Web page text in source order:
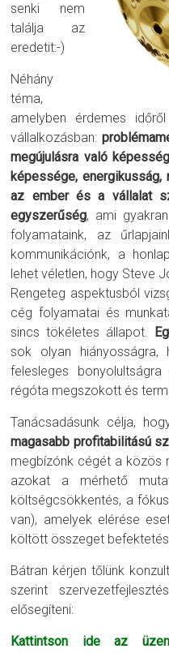
senki nem
találja az
eredetit:-)
Néhány
téma,
amelyben érdemes
vállalkozásban:
megújulásra való
képessége,
az ember és a vállalat
egyszerűség, ami
folyamataink, az
kommunikációnk, a
lehet véletlen, hogy Steve
Rengeteg aspektusból
cég folyamatai és
sincs tökéletes állapot.
sok olyan hiányosságra,
felesleges
régóta megszokott és
Tanácsadásunk célja,
magasabb profitabilitású
megbízónk cégét a közös
azokat a mérhető
költségcsökkentés, a
van), amelyek elérése
költött összeget
Bátran kérjen tőlünk
szerint
elősegíteni:
Kattintson ide az